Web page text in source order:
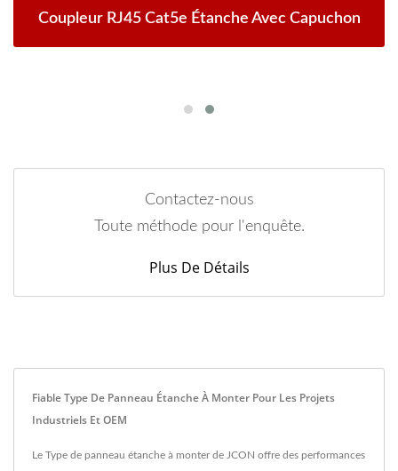
Coupleur RJ45 Cat5e Étanche Avec Capuchon
Contactez-nous
Toute méthode pour l'enquête.
Plus De Détails
Fiable Type De Panneau Étanche À Monter Pour Les Projets
Industriels Et OEM
Le Type de panneau étanche à monter de JCON offre des performances